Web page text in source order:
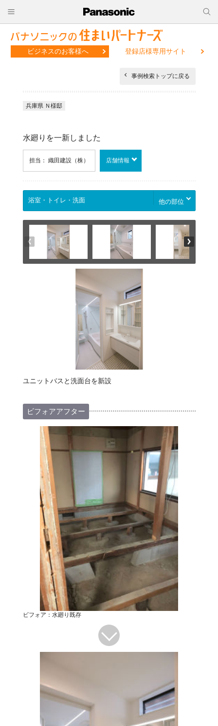
ビジネスのお客様へ 登録店様専用サイト
事例検索トップに戻る
兵庫県 Ｎ様邸
水廻りを一新しました
担当： 織田建設（株） 店舗情報
他の部位
ユニットバスと洗面台を新設
ビフォアアフター
ビフォア：水廻り既存